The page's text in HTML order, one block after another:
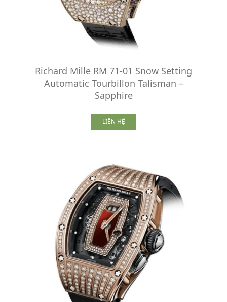
Richard Mille RM 71-01 Snow Setting
Automatic Tourbillon Talisman –
Sapphire
LIÊN HỆ